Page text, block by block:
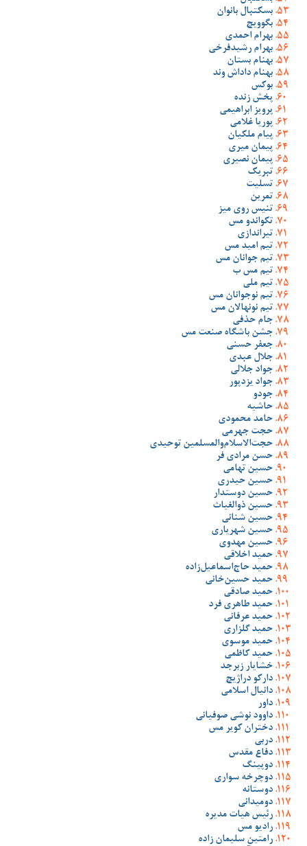
بسکتبال بانوان
بگوویچ
بهرام احمدی
بهرام رشیدفرخی
بهنام بستان
بهنام داداش وند
بوکس
پخش زنده
پرویز ابراهیمی
پوریا غلامی
پیام ملکیان
پیمان میری
پیمان نصیری
تبریک
تسلیت
تمرین
تنیس روی میز
تکواندو مس
تیراندازی
تیم امید مس
تیم جوانان مس
تیم مس ب
تیم ملی
تیم نوجوانان مس
تیم نونهالان مس
جام حذفی
جشن باشگاه صنعت مس
جعفر حسنی
جلال عبدی
جواد جلالی
جواد یزدپور
جودو
حاشیه
حامد محمودی
حجت جهرمی
حجت‌الاسلام‌والمسلمین توحیدی
حسن مرادی فر
حسین تهامی
حسین حیدری
حسین دوستدار
حسین ذوالغیاث
حسین شنانی
حسین شهریاری
حسین مهدوی
حمید اخلاقی
حمید حاج‌اسماعیل‌زاده
حمید حسین‌خانی
حمید صادقی
حمید طاهری فرد
حمید عرفانی
حمید گلزاری
حمید موسوی
حمید کاظمی
خشایار زبرجد
دارکو دراژیچ
دانیال اسلامی
داور
داوود نوشی صوفیانی
دختران کویر مس
دربی
دفاع مقدس
دوپینگ
دوچرخه سواری
دوستانه
دومیدانی
رئیس هیات مدیره
رادیو مس
رامتین سلیمان زاده